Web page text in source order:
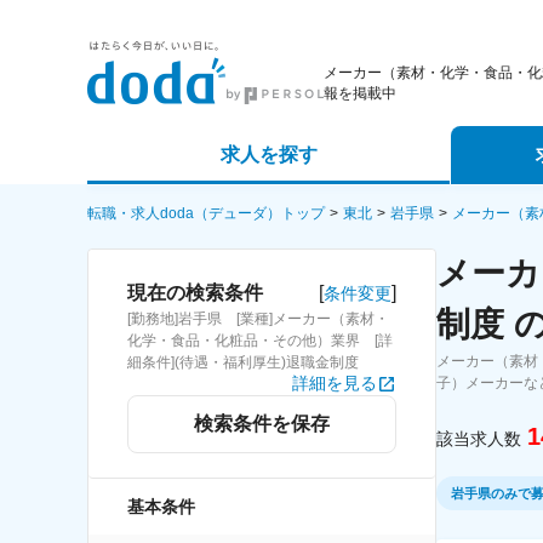
メーカー（素材・化学・食品・
報を掲載中
求人を探す
詳細条件から探す
求人特集から探す
エージ
スカウ
パート
転職・求人doda（デューダ）トップ 東北 岩手県 メーカー（
現在の検索条件 [条件変更]
[勤務地]岩手県 [業種]メーカー（素材・
化学・食品・化粧品・その他）業界 [詳
細条件](待遇・福利厚生)退職金制度
詳細を見る
検索条件を保存
基本条件
メー
制度
メーカー（素
子）メーカーな
該当求人数
岩手県のみで